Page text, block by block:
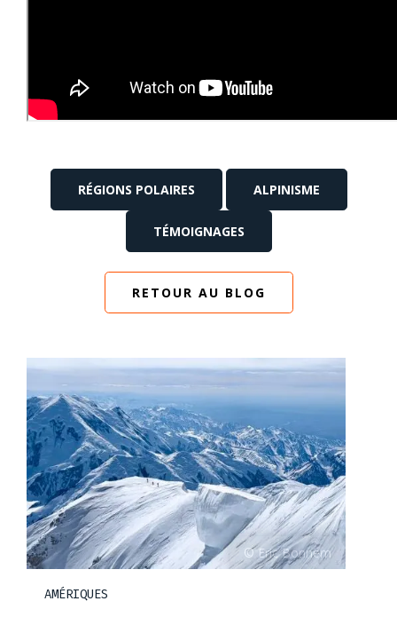
RÉGIONS POLAIRES ALPINISME
TÉMOIGNAGES
RETOUR AU BLOG
AMÉRIQUES